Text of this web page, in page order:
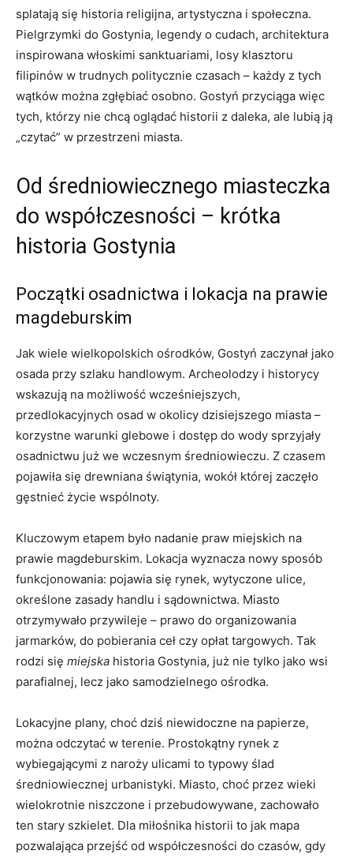
splatają się historia religijna, artystyczna i społeczna.
Pielgrzymki do Gostynia, legendy o cudach, architektura
inspirowana włoskimi sanktuariami, losy klasztoru
filipinów w trudnych politycznie czasach – każdy z tych
wątków można zgłębiać osobno. Gostyń przyciąga więc
tych, którzy nie chcą oglądać historii z daleka, ale lubią ją
„czytać” w przestrzeni miasta.
Od średniowiecznego miasteczka
do współczesności – krótka
historia Gostynia
Początki osadnictwa i lokacja na prawie
magdeburskim
Jak wiele wielkopolskich ośrodków, Gostyń zaczynał jako
osada przy szlaku handlowym. Archeolodzy i historycy
wskazują na możliwość wcześniejszych,
przedlokacyjnych osad w okolicy dzisiejszego miasta –
korzystne warunki glebowe i dostęp do wody sprzyjały
osadnictwu już we wczesnym średniowieczu. Z czasem
pojawiła się drewniana świątynia, wokół której zaczęło
gęstnieć życie wspólnoty.
Kluczowym etapem było nadanie praw miejskich na
prawie magdeburskim. Lokacja wyznacza nowy sposób
funkcjonowania: pojawia się rynek, wytyczone ulice,
określone zasady handlu i sądownictwa. Miasto
otrzymywało przywileje – prawo do organizowania
jarmarków, do pobierania ceł czy opłat targowych. Tak
rodzi się miejska historia Gostynia, już nie tylko jako wsi
parafialnej, lecz jako samodzielnego ośrodka.
Lokacyjne plany, choć dziś niewidoczne na papierze,
można odczytać w terenie. Prostokątny rynek z
wybiegającymi z naroży ulicami to typowy ślad
średniowiecznej urbanistyki. Miasto, choć przez wieki
wielokrotnie niszczone i przebudowywane, zachowało
ten stary szkielet. Dla miłośnika historii to jak mapa
pozwalająca przejść od współczesności do czasów, gdy